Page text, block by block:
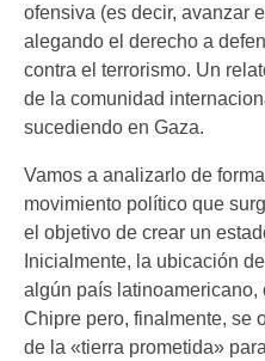
ofensiva (es decir, avanzar
alegando el derecho a
contra el terrorismo. Un
de la comunidad
sucediendo en Gaza.
Vamos a analizarlo de
movimiento político que
el objetivo de crear un
Inicialmente, la ubicación
algún país latinoamericano,
Chipre pero, finalmente, se
de la «tierra prometida»